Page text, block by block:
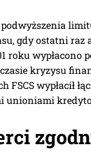
podwyższenia
gdy ostatni
roku
kryzysu
FSCS wypłacił
unioniami